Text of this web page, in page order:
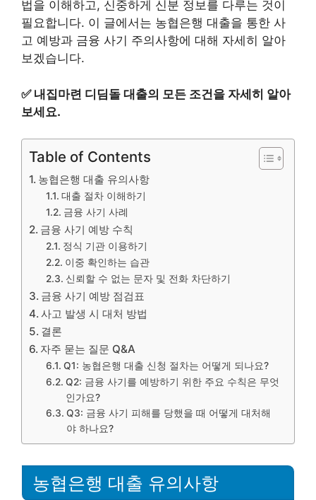
법을 이해하고, 신중하게 신분 정보를 다루는 것이
필요합니다. 이 글에서는 농협은행 대출을 통한 사
고 예방과 금융 사기 주의사항에 대해 자세히 알아
보겠습니다.
✅ 내집마련 디딤돌 대출의 모든 조건을 자세히 알아
보세요.
Table of Contents
농협은행 대출 유의사항
대출 절차 이해하기
금융 사기 사례
금융 사기 예방 수칙
정식 기관 이용하기
이중 확인하는 습관
신뢰할 수 없는 문자 및 전화 차단하기
금융 사기 예방 점검표
사고 발생 시 대처 방법
결론
자주 묻는 질문 Q&A
Q1: 농협은행 대출 신청 절차는 어떻게 되나요?
Q2: 금융 사기를 예방하기 위한 주요 수칙은 무엇
인가요?
Q3: 금융 사기 피해를 당했을 때 어떻게 대처해
야 하나요?
농협은행 대출 유의사항